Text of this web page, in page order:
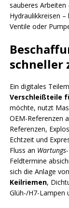
sauberes
Hydraulikkreisen
Ventile oder
schneller
Ein digitales
Verschleißteile
möchte, nutzt
OEM-Referenzen
Referenzen,
Echtzeit und
Fluss an
Feldtermine
sich die Anlage
Keilriemen,
Glüh-/H7-Lampen